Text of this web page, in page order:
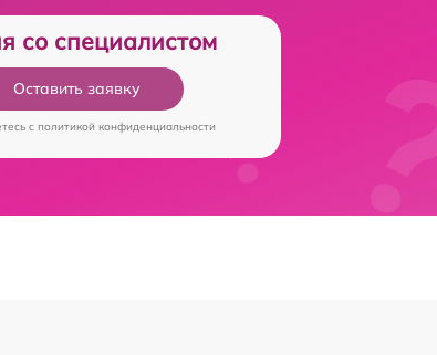
со специалистом
Оставить заявку
c политикой конфиденциальности